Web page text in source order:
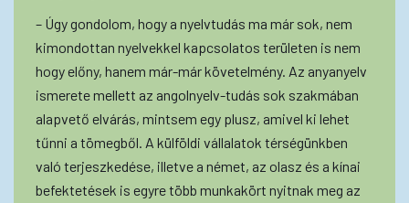
– Úgy gondolom, hogy a nyelvtudás ma már sok, nem
kimondottan nyelvekkel kapcsolatos területen is nem
hogy előny, hanem már-már követelmény. Az anyanyelv
ismerete mellett az angolnyelv-tudás sok szakmában
alapvető elvárás, mintsem egy plusz, amivel ki lehet
tűnni a tömegből. A külföldi vállalatok térségünkben
való terjeszkedése, illetve a német, az olasz és a kínai
befektetések is egyre több munkakört nyitnak meg az